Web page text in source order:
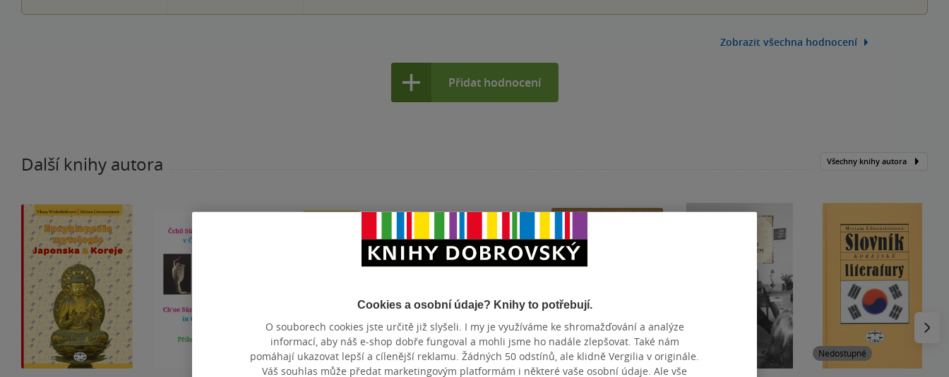
Zobrazit všechna hodnocení
Přidat hodnocení
Další knihy autora Všechny knihy autora
Nedostupné
Cookies a osobní údaje? Knihy to potřebují.
O souborech cookies jste určitě již slyšeli. I my je využíváme ke shromažďování a analýze
informací, aby náš e-shop dobře fungoval a mohli jsme ho nadále zlepšovat. Také nám
pomáhají ukazovat lepší a cílenější reklamu. Žádných 50 odstínů, ale klidně Vergilia v originále.
Váš souhlas může předat marketingovým platformám i některé vaše osobní údaje. Ale vše